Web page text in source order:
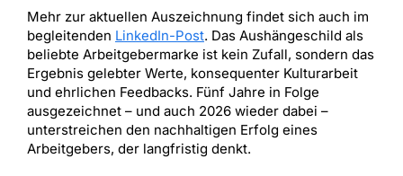
Mehr zur aktuellen Auszeichnung findet sich auch im
begleitenden LinkedIn-Post. Das Aushängeschild als
beliebte Arbeitgebermarke ist kein Zufall, sondern das
Ergebnis gelebter Werte, konsequenter Kulturarbeit
und ehrlichen Feedbacks. Fünf Jahre in Folge
ausgezeichnet – und auch 2026 wieder dabei –
unterstreichen den nachhaltigen Erfolg eines
Arbeitgebers, der langfristig denkt.